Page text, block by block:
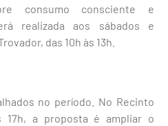
consumo consciente e
realizada aos sábados e
das 10h às 13h.
no período. No Recinto
17h, a proposta é ampliar o